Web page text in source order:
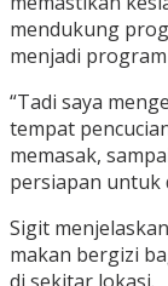
mendukung
menjadi
“Tadi saya
tempat
memasak,
persiapan untuk
Sigit
makan bergizi